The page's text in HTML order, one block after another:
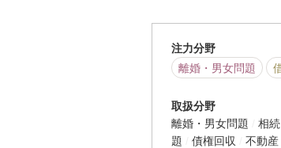
注力分野
離婚・男女問題
取扱分野
離婚・男女問題
相
題
債権回収 不動